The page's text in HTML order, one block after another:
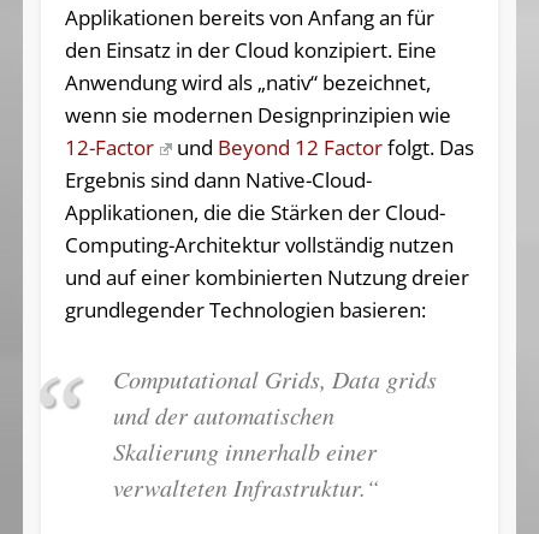
Applikationen bereits von Anfang an für
den Einsatz in der Cloud konzipiert. Eine
Anwendung wird als „nativ“ bezeichnet,
wenn sie modernen Designprinzipien wie
12-Factor
und Beyond 12 Factorfolgt. Das
Ergebnis sind dann Native-Cloud-
Applikationen, die die Stärken der Cloud-
Computing-Architektur vollständig nutzen
und auf einer kombinierten Nutzung dreier
grundlegender Technologien basieren:
Computational Grids, Data grids
und der automatischen
Skalierung innerhalb einer
verwalteten Infrastruktur.“